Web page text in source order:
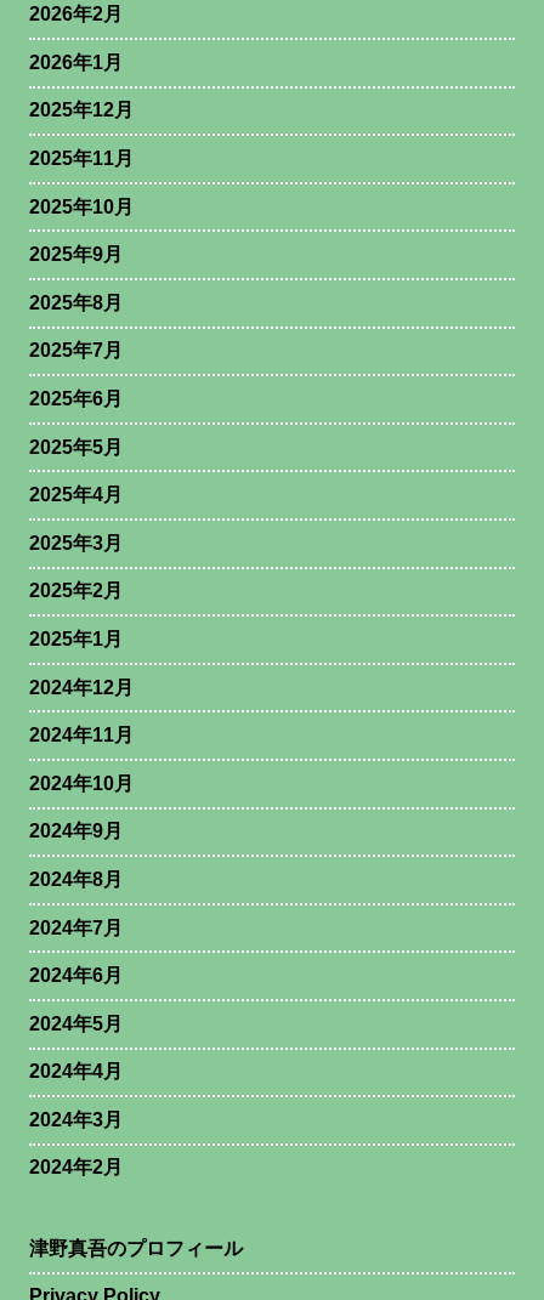
2026年2月
2026年1月
2025年12月
2025年11月
2025年10月
2025年9月
2025年8月
2025年7月
2025年6月
2025年5月
2025年4月
2025年3月
2025年2月
2025年1月
2024年12月
2024年11月
2024年10月
2024年9月
2024年8月
2024年7月
2024年6月
2024年5月
2024年4月
2024年3月
2024年2月
津野真吾のプロフィール